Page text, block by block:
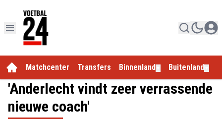
Matchcenter Transfers Binnenland Buitenland
'Anderlecht vindt zeer verrassende
nieuwe coach'